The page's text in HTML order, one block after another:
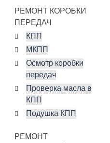
РЕМОНТ КОРОБКИ
ПЕРЕДАЧ
КПП
МКПП
Осмотр коробки
передач
Проверка масла в
КПП
Подушка КПП
РЕМОНТ